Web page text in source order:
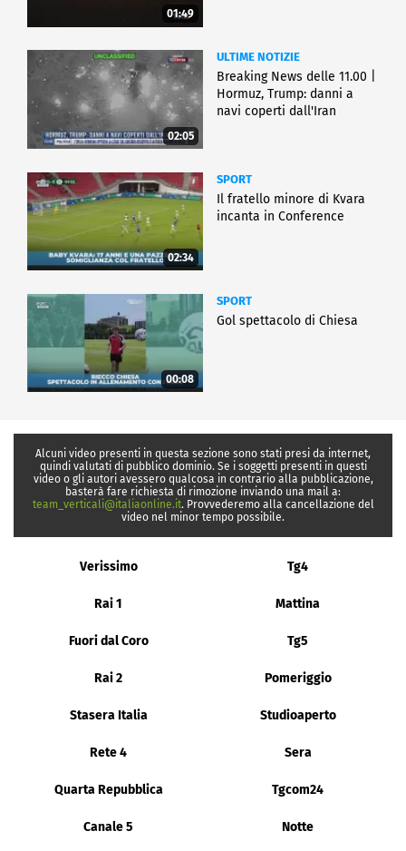
01:49
02:05
ULTIME NOTIZIE
Breaking News delle 11.00 |
Hormuz, Trump: danni a
navi coperti dall'Iran
02:34
SPORT
Il fratello minore di Kvara
incanta in Conference
00:08
SPORT
Gol spettacolo di Chiesa
Alcuni video presenti in questa sezione sono stati presi da internet,
quindi valutati di pubblico dominio. Se i soggetti presenti in questi
video o gli autori avessero qualcosa in contrario alla pubblicazione,
basterà fare richiesta di rimozione inviando una mail a:
team_verticali@italiaonline.it. Provvederemo alla cancellazione del
video nel minor tempo possibile.
Verissimo Tg4
Rai 1 Mattina
Fuori dal Coro Tg5
Rai 2 Pomeriggio
Stasera Italia Studioaperto
Rete 4 Sera
Quarta Repubblica Tgcom24
Canale 5 Notte